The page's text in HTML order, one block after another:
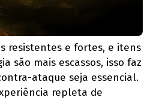
resistentes e fortes, e itens
são mais escassos, isso faz
ataque seja essencial.
repleta de